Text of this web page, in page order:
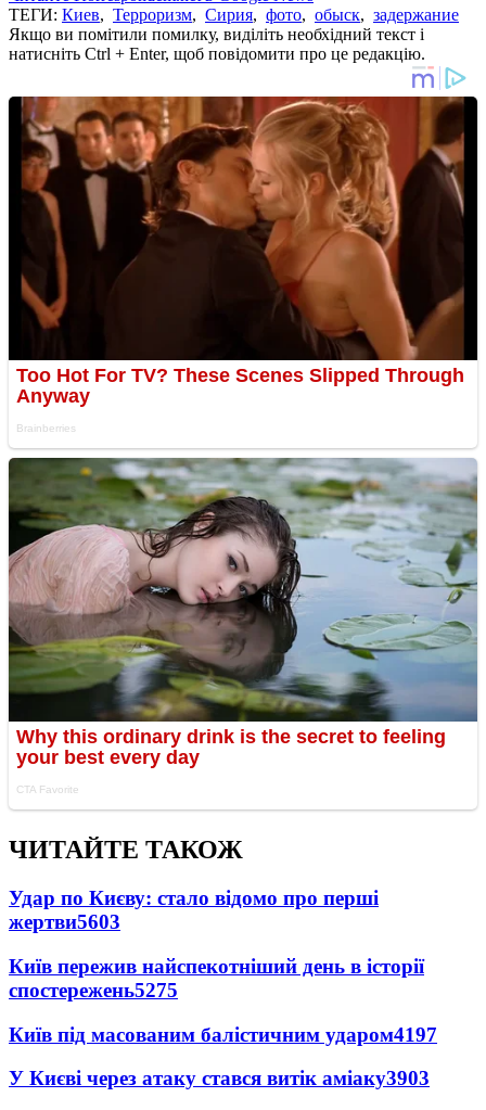
ТЕГИ: Киев, Терроризм, Сирия, фото, обыск, задержание
Якщо ви помітили помилку, виділіть необхідний текст і
натисніть Ctrl + Enter, щоб повідомити про це редакцію.
ЧИТАЙТЕ ТАКОЖ
Удар по Києву: стало відомо про перші
жертви5603
Київ пережив найспекотніший день в історії
спостережень5275
Київ під масованим балістичним ударом4197
У Києві через атаку стався витік аміаку3903